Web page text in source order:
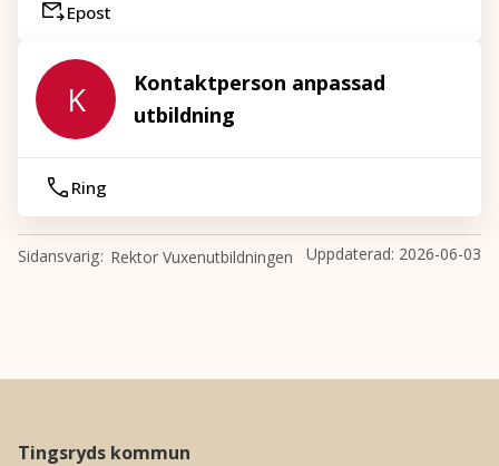
Epost
K
Kontaktperson anpassad
utbildning
Ring
Rektor Vuxenutbildningen
Sidansvarig Uppdaterad: 2026-06-03
Tingsryds kommun